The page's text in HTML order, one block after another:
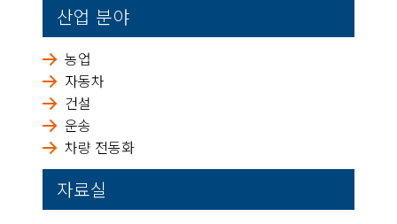
산업 분야
농업
자동차
건설
운송
차량 전동화
자료실